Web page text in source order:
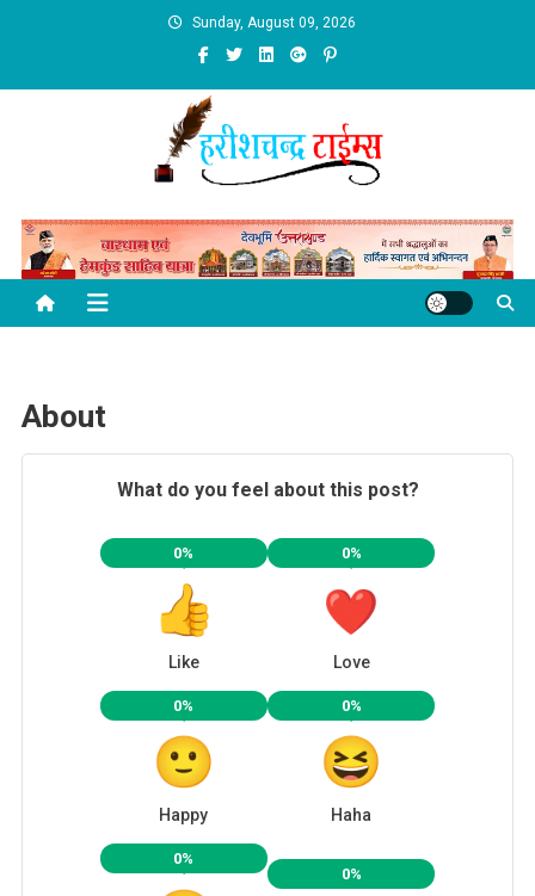
Sunday, August 09, 2026
About
What do you feel about this post?
0%
Like
0%
Love
0%
Happy
0%
Haha
0%
0%